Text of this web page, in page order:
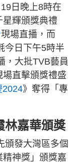
日晚上8時在
輝頒獎典禮
現場直播，而
今日下午5時半
，大批TVB藝員
直擊頒獎禮盛
2024》奪得「專
林嘉華頒獎
頒發大灣區多個
神獎」頒獎嘉